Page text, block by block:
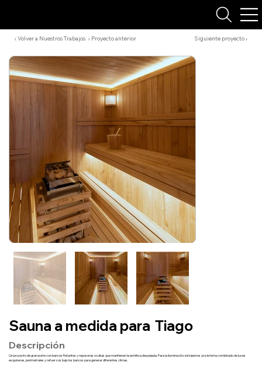
Siguiente proyecto ›
‹ Volver a Nuestros Trabajos ‹ Proyecto anterior
Sauna a medida para Tiago
Descripción
Un proyecto de gran porte con bancos flotantes y reposeras ocultas que mantienen la estética despejada. Para la iluminación, instalamos un sistema combinado de luces
esquineras, perimetrales y refuerzos bajo los bancos para generar diferentes climas.